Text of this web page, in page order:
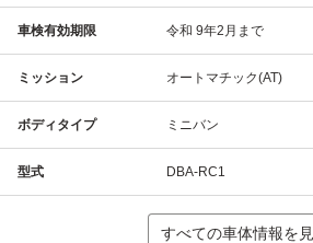
車検有効期限 令和 9年2月まで
ミッション オートマチック(AT)
ボディタイプ ミニバン
型式 DBA-RC1
すべての車体情報を